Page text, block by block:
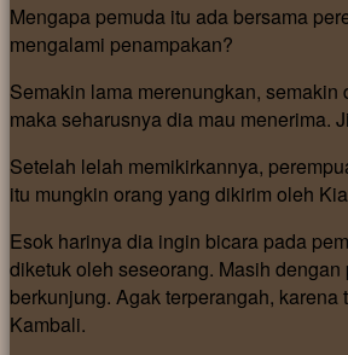
Mengapa pemuda itu ada bersama
mengalami penampakan?
Semakin lama merenungkan,
maka seharusnya dia mau menerima.
Setelah lelah memikirkannya,
itu mungkin orang yang dikirim oleh
Esok harinya dia ingin bicara pada
diketuk oleh seseorang. Masih
berkunjung. Agak terperangah,
Kambali.